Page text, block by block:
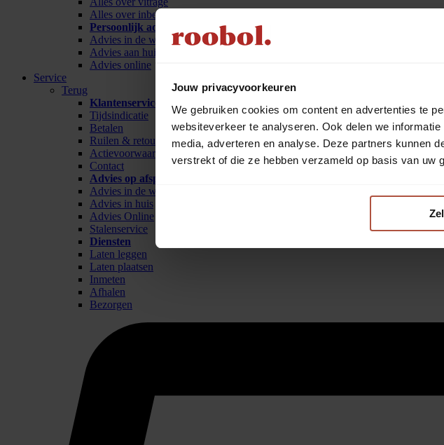
Jouw privacyvoorkeuren
We gebruiken cookies om content en advertenties te
websiteverkeer te analyseren. Ook delen we
media, adverteren en analyse. Deze partners kunnen
verstrekt of die ze hebben verzameld op basis van uw
Alles over inbetween
Persoonlijk advies
Advies in de winkel
Advies aan huis
Advies online
Service
Terug
Klantenservice
Tijdsindicatie
Betalen
Ruilen & retour
Actievoorwaarden
Contact
Advies op afspraak
Advies in de winkel
Advies in huis
Advies Online
Stalenservice
Diensten
Laten leggen
Laten plaatsen
Inmeten
Afhalen
Bezorgen